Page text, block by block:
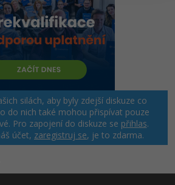
bezpečnost
podpis
silách, aby byly zdejší diskuze co
do nich také mohou přispívat pouze
Pro zapojení do diskuze se přihlas.
účet, zaregistruj se, je to zdarma.